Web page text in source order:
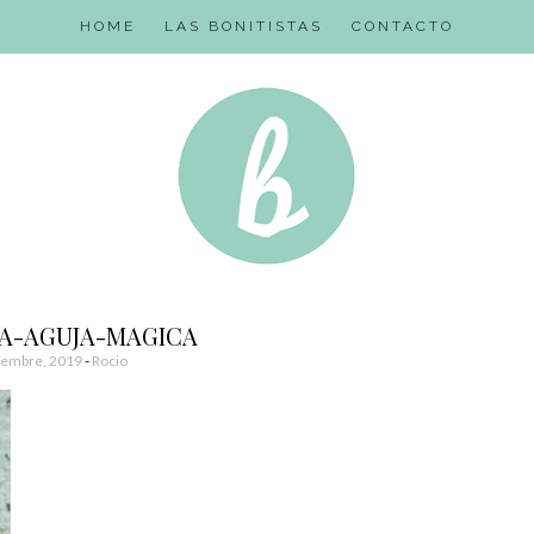
HOME LAS BONITISTAS CONTACTO
AGUJA-MAGICA
2019- Rocio